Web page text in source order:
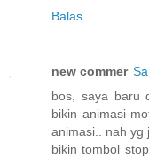
Balas
new commer
bos, saya baru
bikin animasi
animasi.. nah yg
bikin tombol